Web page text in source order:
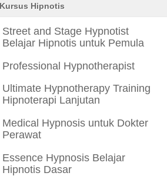
Kursus Hipnotis
Street and Stage Hypnotist
Belajar Hipnotis untuk Pemula
Professional Hypnotherapist
Ultimate Hypnotherapy Training
Hipnoterapi Lanjutan
Medical Hypnosis untuk Dokter
Perawat
Essence Hypnosis Belajar
Hipnotis Dasar